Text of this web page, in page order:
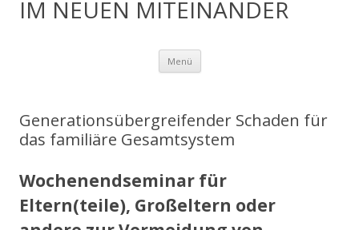
IM NEUEN MITEINANDER
Menü Zum
springen
Generationsübergreifender Schaden für
das familiäre Gesamtsystem
Wochenendseminar für
Eltern(teile), Großeltern oder